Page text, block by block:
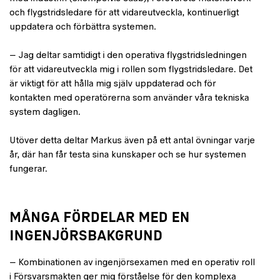
och flygstridsledare för att vidareutveckla, kontinuerligt
uppdatera och förbättra systemen.
– Jag deltar samtidigt i den operativa flygstridsledningen
för att vidareutveckla mig i rollen som flygstridsledare. Det
är viktigt för att hålla mig själv uppdaterad och för
kontakten med operatörerna som använder våra tekniska
system dagligen.
Utöver detta deltar Markus även på ett antal övningar varje
år, där han får testa sina kunskaper och se hur systemen
fungerar.
MÅNGA FÖRDELAR MED EN
INGENJÖRSBAKGRUND
– Kombinationen av ingenjörsexamen med en operativ roll
i Försvarsmakten ger mig förståelse för den komplexa